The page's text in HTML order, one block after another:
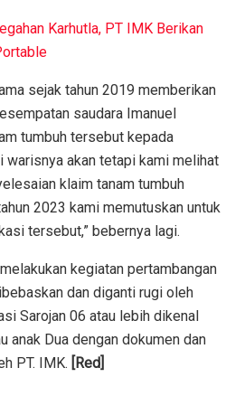
Karhutla, PT IMK Berikan
sejak tahun 2019 memberikan
saudara Imanuel
tumbuh tersebut kepada
warisnya akan tetapi kami melihat
klaim tanam tumbuh
2023 kami memutuskan untuk
tersebut,” bebernya lagi.
kegiatan pertambangan
dan diganti rugi oleh
Sarojan 06 atau lebih dikenal
anak Dua dengan dokumen dan
PT. IMK. [Red]